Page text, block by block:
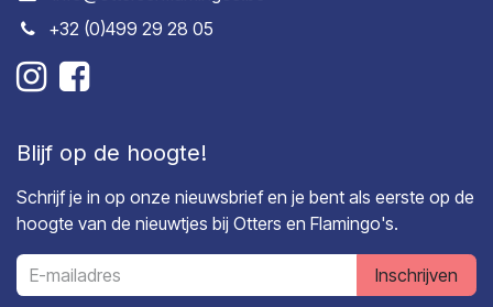
+32 (0)499 29 28 05
Blijf op de hoogte!
Schrijf je in op onze nieuwsbrief en je bent als eerste op de
hoogte van de nieuwtjes bij Otters en Flamingo's.
Inschrijven